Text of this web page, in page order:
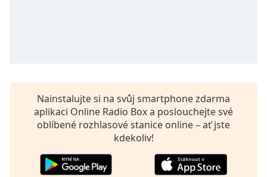
subtitles
settings
opens
subtitles
settings
subtitles
Nainstalujte si na svůj smartphone zdarma
aplikaci Online Radio Box a poslouchejte své
oblíbené rozhlasové stanice online – ať jste
kdekoliv!